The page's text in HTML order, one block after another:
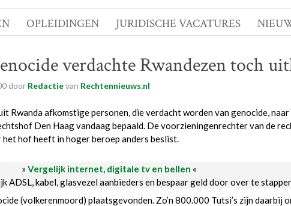
OPLEIDINGEN JURIDISCHE VACATURES
verdachte Rwandezen toch
door Redactievan Rechtennieuws.nl
Rwanda afkomstige personen, die verdacht worden van genocide, naar
Den Haag vandaag bepaald. De voorzieningenrechter van de
hof heeft in hoger beroep anders beslist.
» Vergelijk internet, digitale tv en bellen «
ADSL, kabel, glasvezel aanbieders en bespaar geld door over te
(volkerenmoord) plaatsgevonden. Zo’n 800.000 Tutsi’s zijn daarbij